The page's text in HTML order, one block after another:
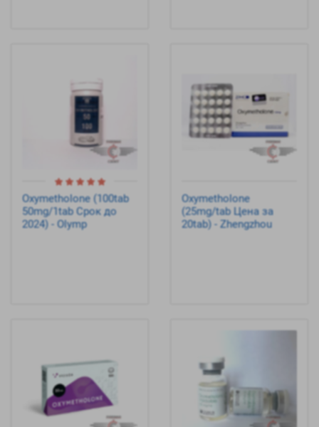
Oxymetholone (100tab
50mg/1tab Срок до
2024) - Olymp
Oxymetholone
(25mg/tab Цена за
20tab) - Zhengzhou